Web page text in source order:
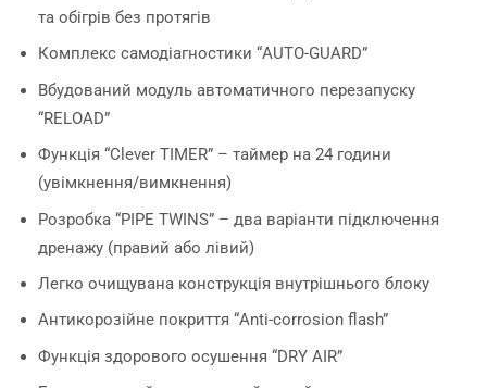
та обігрів без протягів
Комплекс самодіагностики “AUTO-GUARD”
Вбудований модуль автоматичного перезапуску
“RELOAD”
Функція “Сlever TIMER” – таймер на 24 години
(увімкнення/вимкнення)
Розробка “PIPE TWINS” – два варіанти підключення
дренажу (правий або лівий)
Легко очищувана конструкція внутрішнього блоку
Антикорозійне покриття “Anti-corrosion flash”
Функція здорового осушення “DRY AIR”